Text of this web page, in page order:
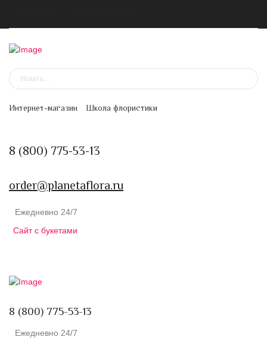
Интернет-магазин Школа флористики
8 (800) 775-53-13
order@planetaflora.ru
Ежедневно 24/7
Сайт с букетами
8 (800) 775-53-13
Ежедневно 24/7